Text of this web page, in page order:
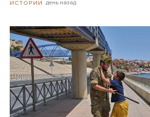
ИСТОРИИ день назад